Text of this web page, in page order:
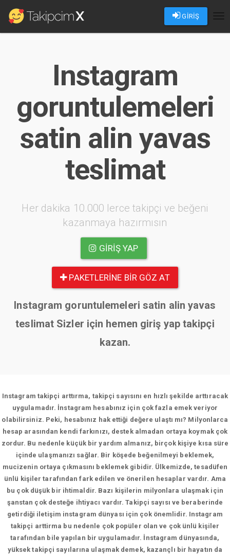
GİRİŞ
Instagram
goruntulemeleri
satin alin yavas
teslimat
Her dakika 10.000 lerce takipçi ve beğeni
kazanmaya hazırmısın
GIRIŞ YAP
PAKETLERINE BIR GÖZ AT
Instagram goruntulemeleri satin alin yavas
teslimat Sizler için hemen giriş yap takipçi
kazan.
Instagram takipçi arttırma, takipçi sayısını en hızlı şekilde arttıracak
uygulamadır. İnstagram hesabınız için çok fazla emek veriyor
olabilirsiniz. Peki, hesabınız hak ettiği değere ulaştı mı? Milyonlarca
hesap arasından kendi farkınızı, destek almadan ortaya koymak çok
zordur. Bu nedenle küçük bir yardım almanız, birçok kişiye kısa süre
içinde ulaşmanızı sağlar. Bir köşede beğenilmeyi beklemek,
mucizenin ortaya çıkmasını beklemek gibidir. Ülkemizde, tesadüfen
ünlü kişiler tarafından fark edilen ve önerilen hesaplar vardır. Ama
bu çok düşük bir ihtimaldir. Bazı kişilerin milyonlara ulaşmak için
şanstan çok desteğe ihtiyacı vardır. Takipçi sayısı ve beraberinde
getirdiği iletişim instagram dünyası için çok önemlidir. Instagram
takipçi arttirma bu nedenle çok popüler olan ve çok ünlü kişiler
tarafından bile yapılan bir uygulamadır. İnstagram dünyasında,
yüksek takipçi sayılarına ulaşmak demek, kazançlı bir hayatın da